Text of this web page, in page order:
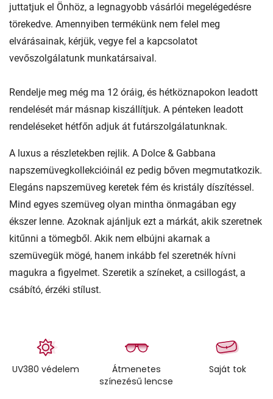
juttatjuk el Önhöz, a legnagyobb vásárlói megelégedésre
törekedve. Amennyiben termékünk nem felel meg
elvárásainak, kérjük, vegye fel a kapcsolatot
vevőszolgálatunk munkatársaival.
Rendelje meg még ma 12 óráig, és hétköznapokon leadott
rendelését már másnap kiszállítjuk. A pénteken leadott
rendeléseket hétfőn adjuk át futárszolgálatunknak.
A luxus a részletekben rejlik. A Dolce & Gabbana
napszemüvegkollekcióinál ez pedig bőven megmutatkozik.
Elegáns napszemüveg keretek fém és kristály díszítéssel.
Mind egyes szemüveg olyan mintha önmagában egy
ékszer lenne. Azoknak ajánljuk ezt a márkát, akik szeretnek
kitűnni a tömegből. Akik nem elbújni akarnak a
szemüvegük mögé, hanem inkább fel szeretnék hívni
magukra a figyelmet. Szeretik a színeket, a csillogást, a
csábító, érzéki stílust.
UV380 védelem
Átmenetes
színezésű lencse
Saját tok